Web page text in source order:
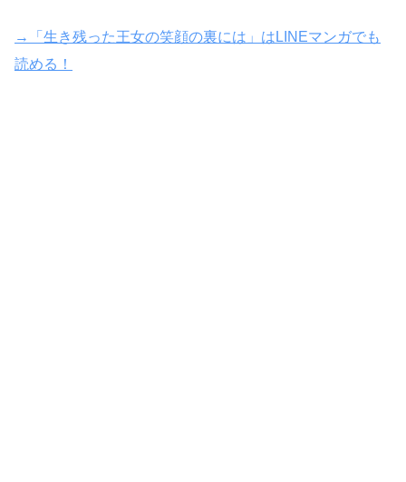
→「生き残った王女の笑顔の裏には」はLINEマンガでも
読める！